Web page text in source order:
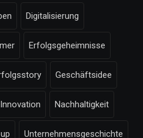
Digitalisierung
Erfolgsgeheimnisse
Geschäftsidee
Innovation Nachhaltigkeit
Unternehmensgeschichte